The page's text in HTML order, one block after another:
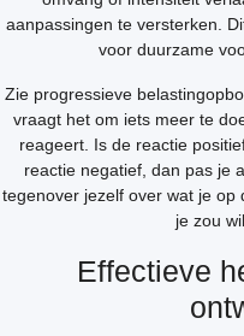
aanpassingen te versterken.
voor duurzame
Zie progressieve
vraagt het om iets meer te
reageert. Is de reactie
reactie negatief, dan pas je
tegenover jezelf over wat je
je zou
Effectieve